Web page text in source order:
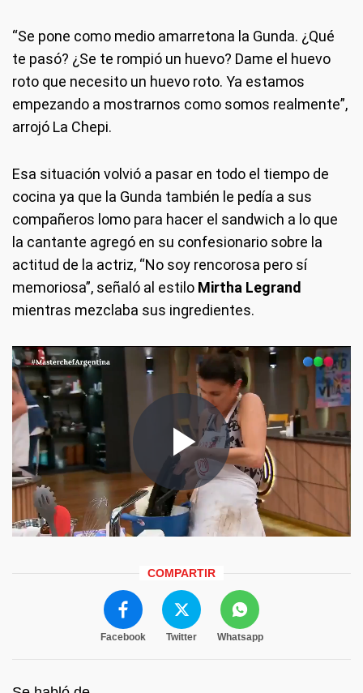
“Se pone como medio amarretona la Gunda. ¿Qué
te pasó? ¿Se te rompió un huevo? Dame el huevo
roto que necesito un huevo roto. Ya estamos
empezando a mostrarnos como somos realmente”,
arrojó La Chepi.
Esa situación volvió a pasar en todo el tiempo de
cocina ya que la Gunda también le pedía a sus
compañeros lomo para hacer el sandwich a lo que
la cantante agregó en su confesionario sobre la
actitud de la actriz, “No soy rencorosa pero sí
memoriosa”, señaló al estilo Mirtha Legrand
mientras mezclaba sus ingredientes.
COMPARTIR
Facebook Twitter Whatsapp